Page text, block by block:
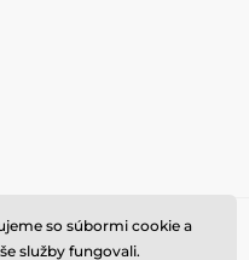
so súbormi cookie a
služby fungovali.